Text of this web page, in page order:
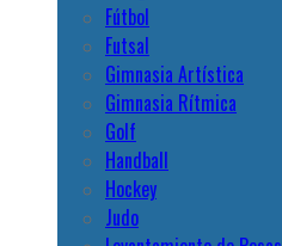
Fútbol
Futsal
Gimnasia Artística
Gimnasia Rítmica
Golf
Handball
Hockey
Judo